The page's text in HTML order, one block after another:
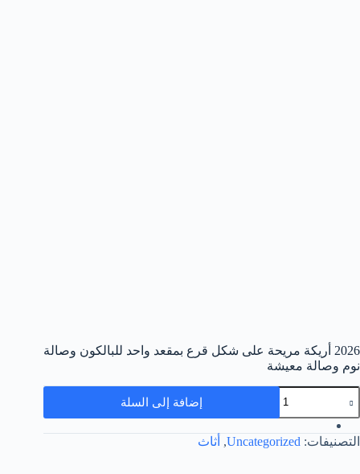
2026 أريكة مريحة على شكل قرع بمقعد واحد للبالكون وصالة
نوم وصالة معيشة
كمية
2026
أريكة
مريحة
على
إضافة إلى السلة
التصنيفات: Uncategorized
, أثاث